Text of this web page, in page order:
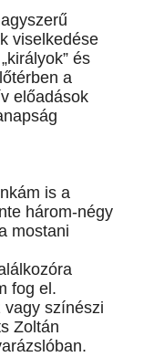
viselkedése
és
a
előadások
is a
három-négy
mostani
fog el.
vagy színészi
Zoltán